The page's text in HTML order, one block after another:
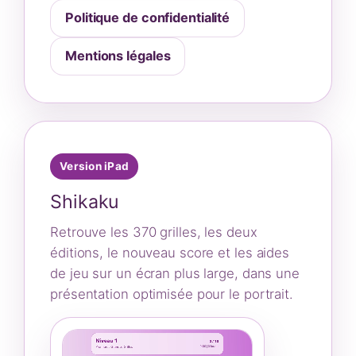
Politique de confidentialité
Mentions légales
Version iPad
Shikaku
Retrouve les 370 grilles, les deux
éditions, le nouveau score et les aides
de jeu sur un écran plus large, dans une
présentation optimisée pour le portrait.